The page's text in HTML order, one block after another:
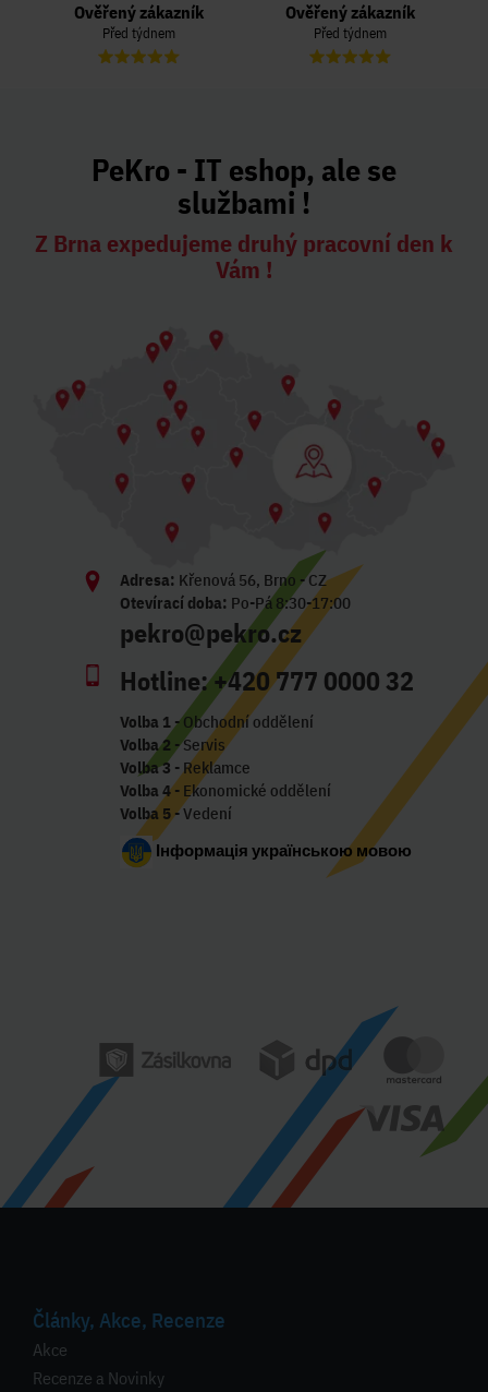
Ověřený zákazník
Před týdnem
Ověřený zákazník
Před týdnem
PeKro - IT eshop, ale se
službami !
Z Brna expedujeme druhý pracovní den k
Vám !
Adresa: Křenová 56, Brno - CZ
Otevírací doba: Po-Pá 8:30-17:00
pekro@pekro.cz
Hotline:+420 777 0000 32
Volba 1- Obchodní oddělení
Volba 2 - Servis
Volba 3 - Reklamce
Volba 4- Ekonomické oddělení
Volba 5- Vedení
Інформація українською мовою
Články, Akce, Recenze
Akce
Recenze a Novinky